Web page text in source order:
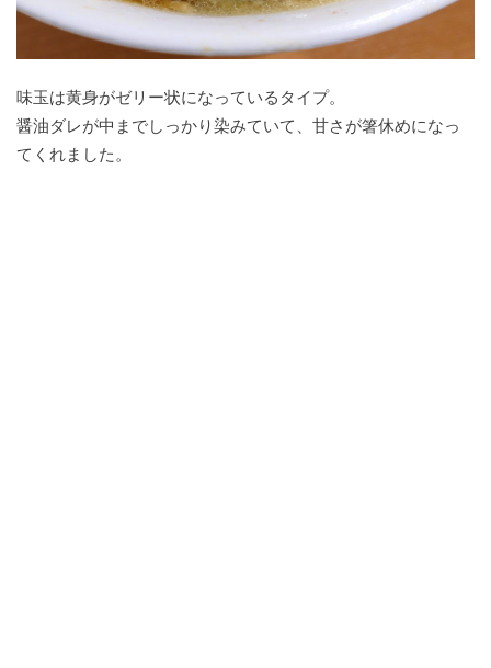
味玉は黄身がゼリー状になっているタイプ。
醤油ダレが中までしっかり染みていて、甘さが箸休めになっ
てくれました。